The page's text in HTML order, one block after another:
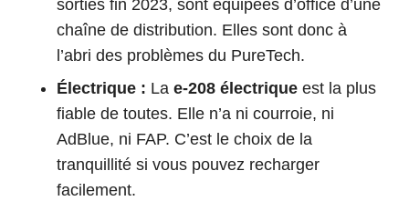
sorties fin 2023, sont équipées d’office d’une
chaîne de distribution. Elles sont donc à
l’abri des problèmes du PureTech.
Électrique : La e-208 électrique est la plus
fiable de toutes. Elle n’a ni courroie, ni
AdBlue, ni FAP. C’est le choix de la
tranquillité si vous pouvez recharger
facilement.